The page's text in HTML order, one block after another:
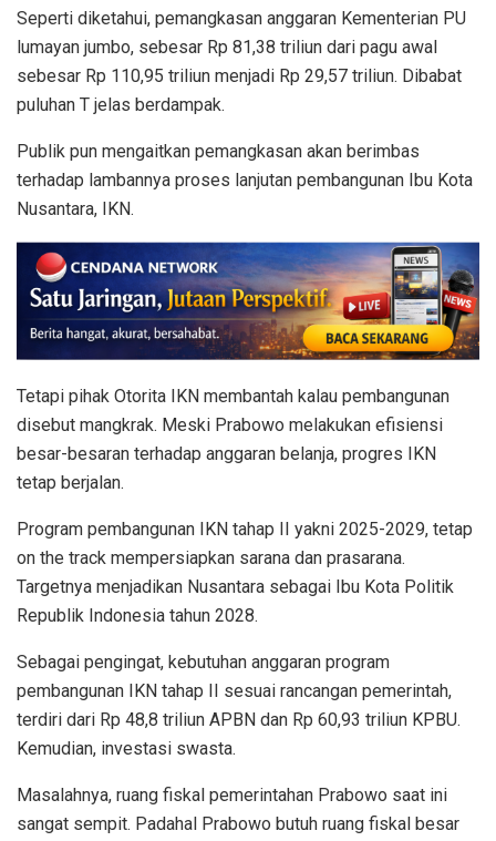
Seperti diketahui, pemangkasan anggaran Kementerian PU
lumayan jumbo, sebesar Rp 81,38 triliun dari pagu awal
sebesar Rp 110,95 triliun menjadi Rp 29,57 triliun. Dibabat
puluhan T jelas berdampak.
Publik pun mengaitkan pemangkasan akan berimbas
terhadap lambannya proses lanjutan pembangunan Ibu Kota
Nusantara, IKN.
Tetapi pihak Otorita IKN membantah kalau pembangunan
disebut mangkrak. Meski Prabowo melakukan efisiensi
besar-besaran terhadap anggaran belanja, progres IKN
tetap berjalan.
Program pembangunan IKN tahap II yakni 2025-2029, tetap
on the track mempersiapkan sarana dan prasarana.
Targetnya menjadikan Nusantara sebagai Ibu Kota Politik
Republik Indonesia tahun 2028.
Sebagai pengingat, kebutuhan anggaran program
pembangunan IKN tahap II sesuai rancangan pemerintah,
terdiri dari Rp 48,8 triliun APBN dan Rp 60,93 triliun KPBU.
Kemudian, investasi swasta.
Masalahnya, ruang fiskal pemerintahan Prabowo saat ini
sangat sempit. Padahal Prabowo butuh ruang fiskal besar